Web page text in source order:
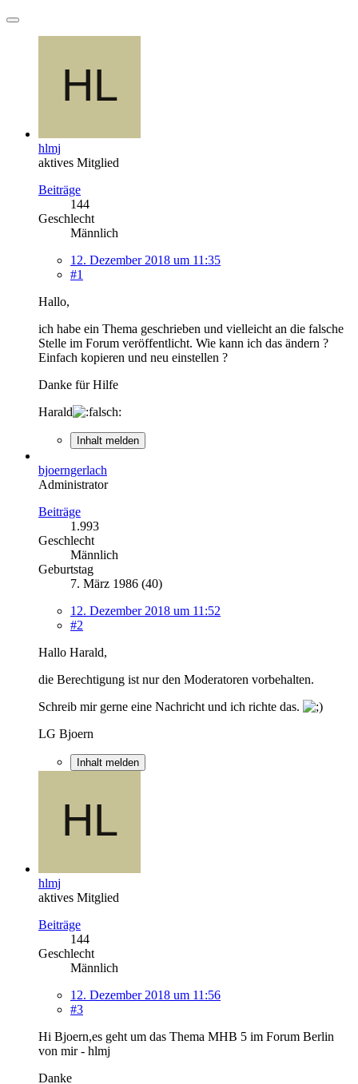
hlmj
aktives Mitglied
Beiträge
144
Geschlecht
Männlich
12. Dezember 2018 um 11:35
#1
Hallo,
ich habe ein Thema geschrieben und vielleicht an die falsche
Stelle im Forum veröffentlicht. Wie kann ich das ändern ?
Einfach kopieren und neu einstellen ?
Danke für Hilfe
Harald
Inhalt melden
bjoerngerlach
Administrator
Beiträge
1.993
Geschlecht
Männlich
Geburtstag
7. März 1986 (40)
12. Dezember 2018 um 11:52
#2
Hallo Harald,
die Berechtigung ist nur den Moderatoren vorbehalten.
Schreib mir gerne eine Nachricht und ich richte das.
LG Bjoern
Inhalt melden
hlmj
aktives Mitglied
Beiträge
144
Geschlecht
Männlich
12. Dezember 2018 um 11:56
#3
Hi Bjoern,es geht um das Thema MHB 5 im Forum Berlin
von mir - hlmj
Danke